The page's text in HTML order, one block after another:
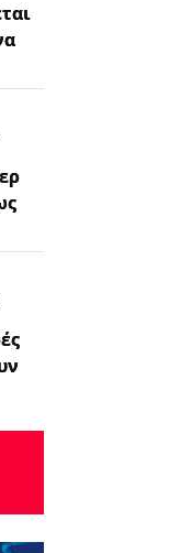
τα